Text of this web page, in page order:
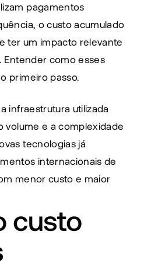
pagamentos
o custo acumulado
ter um impacto relevante
Entender como esses
primeiro passo.
infraestrutura utilizada
volume e a complexidade
tecnologias já
internacionais de
menor custo e maior
custo